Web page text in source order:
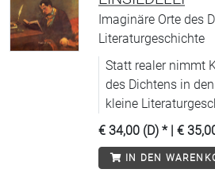
Imaginäre Orte des
Literaturgeschichte
Statt realer nimmt
des Dichtens in
kleine
und französischen
Jahre entstehen
€ 34,00 (D) * | €
IN DEN